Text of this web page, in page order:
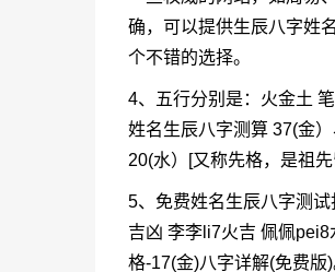
确，可以提供生辰八字姓
个不错的选择。
4、五行分别是：火金土
姓名生辰八字测算 37(金
20(水）[又称先格，是祖
5、免费姓名生辰八字测
吉凶 李李li7火吉 佩佩
格-17(金)八字详解(免费版)